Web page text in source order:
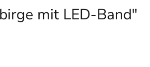
mit LED-Band"